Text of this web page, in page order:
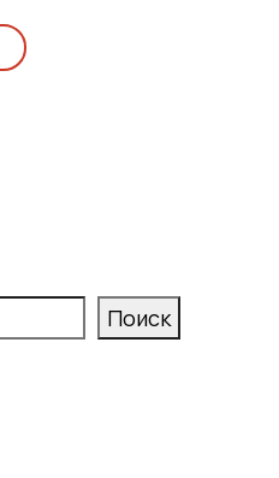
Поиск